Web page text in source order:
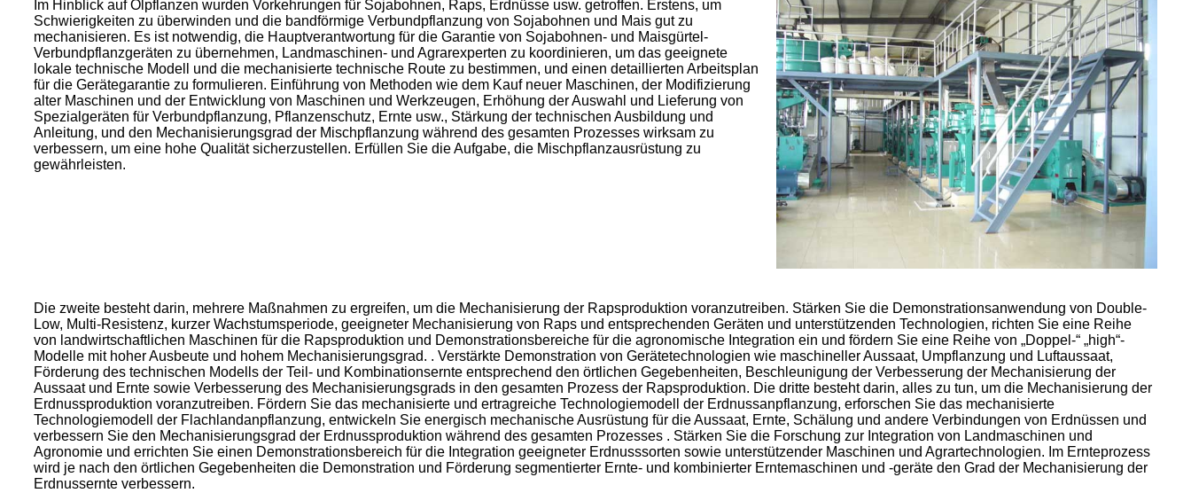
Im Hinblick auf Ölpflanzen wurden Vorkehrungen für Sojabohnen, Raps, Erdnüsse usw. getroffen. Erstens, um
Schwierigkeiten zu überwinden und die bandförmige Verbundpflanzung von Sojabohnen und Mais gut zu
mechanisieren. Es ist notwendig, die Hauptverantwortung für die Garantie von Sojabohnen- und Maisgürtel-
Verbundpflanzgeräten zu übernehmen, Landmaschinen- und Agrarexperten zu koordinieren, um das geeignete
lokale technische Modell und die mechanisierte technische Route zu bestimmen, und einen detaillierten Arbeitsplan
für die Gerätegarantie zu formulieren. Einführung von Methoden wie dem Kauf neuer Maschinen, der Modifizierung
alter Maschinen und der Entwicklung von Maschinen und Werkzeugen, Erhöhung der Auswahl und Lieferung von
Spezialgeräten für Verbundpflanzung, Pflanzenschutz, Ernte usw., Stärkung der technischen Ausbildung und
Anleitung, und den Mechanisierungsgrad der Mischpflanzung während des gesamten Prozesses wirksam zu
verbessern, um eine hohe Qualität sicherzustellen. Erfüllen Sie die Aufgabe, die Mischpflanzausrüstung zu
gewährleisten.
Die zweite besteht darin, mehrere Maßnahmen zu ergreifen, um die Mechanisierung der Rapsproduktion voranzutreiben. Stärken Sie die Demonstrationsanwendung von Double-
Low, Multi-Resistenz, kurzer Wachstumsperiode, geeigneter Mechanisierung von Raps und entsprechenden Geräten und unterstützenden Technologien, richten Sie eine Reihe
von landwirtschaftlichen Maschinen für die Rapsproduktion und Demonstrationsbereiche für die agronomische Integration ein und fördern Sie eine Reihe von „Doppel-“ „high“-
Modelle mit hoher Ausbeute und hohem Mechanisierungsgrad. . Verstärkte Demonstration von Gerätetechnologien wie maschineller Aussaat, Umpflanzung und Luftaussaat,
Förderung des technischen Modells der Teil- und Kombinationsernte entsprechend den örtlichen Gegebenheiten, Beschleunigung der Verbesserung der Mechanisierung der
Aussaat und Ernte sowie Verbesserung des Mechanisierungsgrads in den gesamten Prozess der Rapsproduktion. Die dritte besteht darin, alles zu tun, um die Mechanisierung der
Erdnussproduktion voranzutreiben. Fördern Sie das mechanisierte und ertragreiche Technologiemodell der Erdnussanpflanzung, erforschen Sie das mechanisierte
Technologiemodell der Flachlandanpflanzung, entwickeln Sie energisch mechanische Ausrüstung für die Aussaat, Ernte, Schälung und andere Verbindungen von Erdnüssen und
verbessern Sie den Mechanisierungsgrad der Erdnussproduktion während des gesamten Prozesses . Stärken Sie die Forschung zur Integration von Landmaschinen und
Agronomie und errichten Sie einen Demonstrationsbereich für die Integration geeigneter Erdnusssorten sowie unterstützender Maschinen und Agrartechnologien. Im Ernteprozess
wird je nach den örtlichen Gegebenheiten die Demonstration und Förderung segmentierter Ernte- und kombinierter Erntemaschinen und -geräte den Grad der Mechanisierung der
Erdnussernte verbessern.